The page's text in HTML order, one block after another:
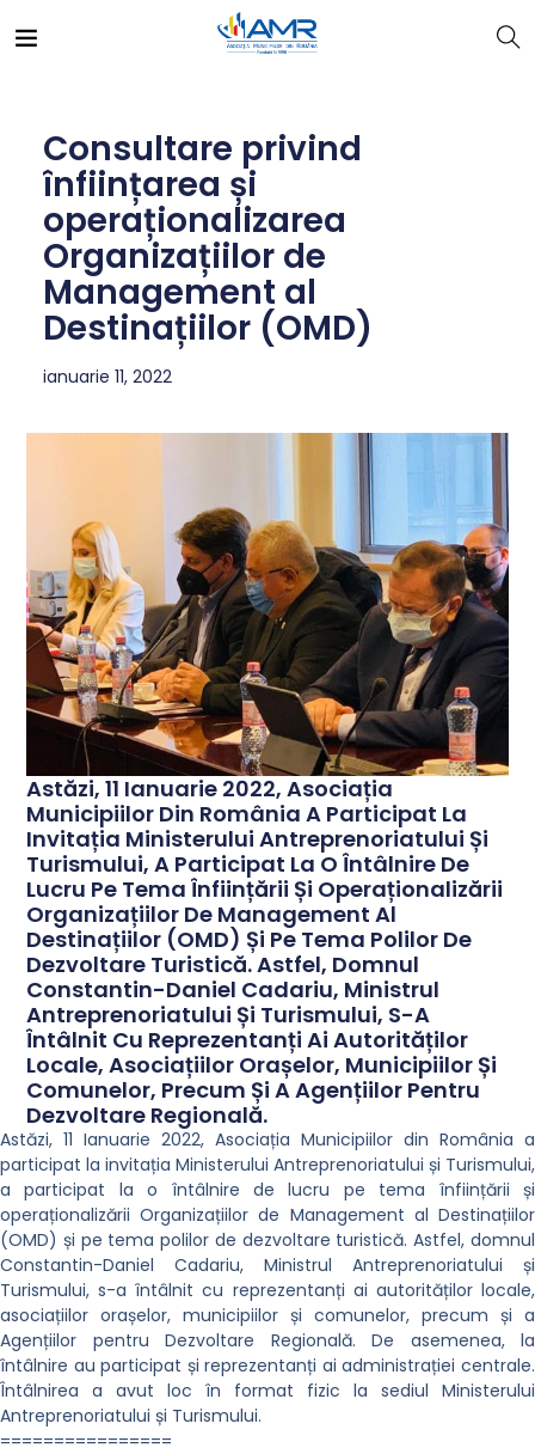
Consultare privind
înființarea și
operaționalizarea
Organizațiilor de
Management al
Destinațiilor (OMD)
ianuarie 11, 2022
Astăzi, 11 Ianuarie 2022, Asociația
Municipiilor Din România A Participat La
Invitația Ministerului Antreprenoriatului Și
Turismului, A Participat La O Întâlnire De
Lucru Pe Tema Înființării Și Operaționalizării
Organizațiilor De Management Al
Destinațiilor (OMD) Și Pe Tema Polilor De
Dezvoltare Turistică. Astfel, Domnul
Constantin-Daniel Cadariu, Ministrul
Antreprenoriatului Și Turismului, S-A
Întâlnit Cu Reprezentanți Ai Autorităților
Locale, Asociațiilor Orașelor, Municipiilor Și
Comunelor, Precum Și A Agențiilor Pentru
Dezvoltare Regională.
Astăzi, 11 Ianuarie 2022, Asociația Municipiilor din România a
participat la invitația Ministerului Antreprenoriatului și Turismului,
a participat la o întâlnire de lucru pe tema înființării și
operaționalizării Organizațiilor de Management al Destinațiilor
(OMD) și pe tema polilor de dezvoltare turistică. Astfel, domnul
Constantin-Daniel Cadariu, Ministrul Antreprenoriatului și
Turismului, s-a întâlnit cu reprezentanți ai autorităților locale,
asociațiilor orașelor, municipiilor și comunelor, precum și a
Agențiilor pentru Dezvoltare Regională. De asemenea, la
întâlnire au participat și reprezentanți ai administrației centrale.
Întâlnirea a avut loc în format fizic la sediul Ministerului
Antreprenoriatului și Turismului.
================